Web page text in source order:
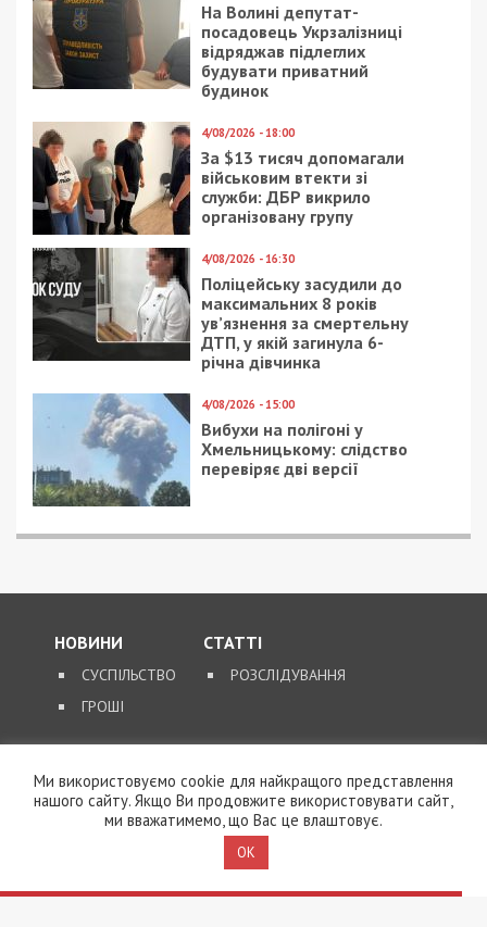
На Волині депутат-
посадовець Укрзалізниці
відряджав підлеглих
будувати приватний
будинок
4/08/2026 - 18:00
За $13 тисяч допомагали
військовим втекти зі
служби: ДБР викрило
організовану групу
4/08/2026 - 16:30
Поліцейську засудили до
максимальних 8 років
ув’язнення за смертельну
ДТП, у якій загинула 6-
річна дівчинка
4/08/2026 - 15:00
Вибухи на полігоні у
Хмельницькому: слідство
перевіряє дві версії
НОВИНИ
СУСПІЛЬСТВО
ГРОШІ
СТАТТІ
РОЗСЛІДУВАННЯ
КОНТАКТИ
Ми використовуємо cookie для найкращого представлення
нашого сайту. Якщо Ви продовжите використовувати сайт,
ми вважатимемо, що Вас це влаштовує.
OK